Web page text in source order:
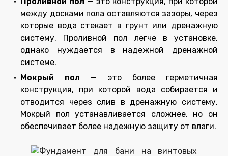
между досками пола оставляются зазоры, через
которые вода стекает в грунт или дренажную
систему. Проливной пол легче в установке,
однако нуждается в надежной дренажной
системе.
Мокрый пол — это более герметичная
конструкция, при которой вода собирается и
отводится через слив в дренажную систему.
Мокрый пол устанавливается сложнее, но он
обеспечивает более надежную защиту от влаги.